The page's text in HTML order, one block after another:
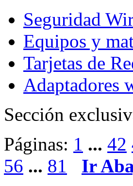
Seguridad
Equipos y
Tarjetas de
Adaptadores
Sección
Páginas: 1 ... 42
56 ... 81 Ir